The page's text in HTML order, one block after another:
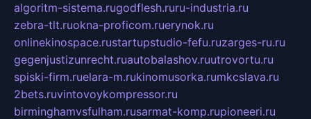
algoritm-sistema.rugodflesh.ruru-industria.ru
zebra-tlt.ruokna-proficom.ruerynok.ru
onlinekinospace.rustartupstudio-fefu.ruzarges-ru.ru
gegenjustizunrecht.ruautobalashov.ruutrovortu.ru
spiski-firm.ruelara-m.rukinomusorka.rumkcslava.ru
2bets.ruvintovoykompressor.ru
birminghamvsfulham.rusarmat-komp.rupioneeri.ru